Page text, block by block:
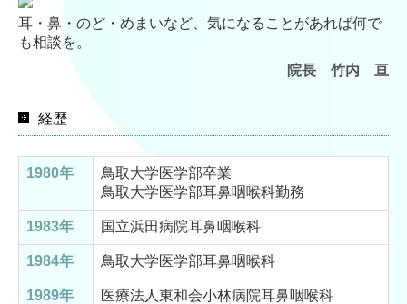
耳・鼻・のど・めまいなど、気になることがあれば何で
も相談を。
院長 竹内 亘
経歴
1980年
鳥取大学医学部卒業
鳥取大学医学部耳鼻咽喉科勤務
1983年 国立浜田病院耳鼻咽喉科
1984年 鳥取大学医学部耳鼻咽喉科
1989年 医療法人東和会小林病院耳鼻咽喉科